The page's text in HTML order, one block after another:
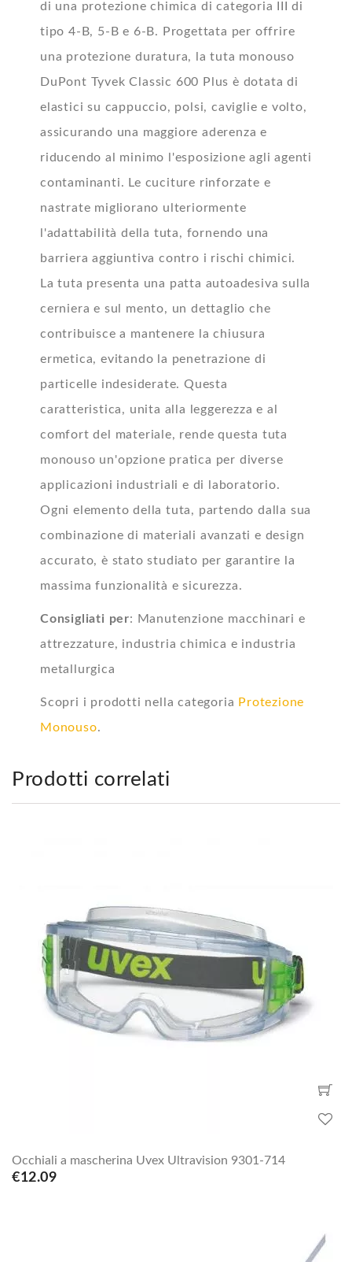
di una protezione chimica di categoria III di
tipo 4-B, 5-B e 6-B. Progettata per offrire
una protezione duratura, la tuta monouso
DuPont Tyvek Classic 600 Plus è dotata di
elastici su cappuccio, polsi, caviglie e volto,
assicurando una maggiore aderenza e
riducendo al minimo l'esposizione agli agenti
contaminanti. Le cuciture rinforzate e
nastrate migliorano ulteriormente
l'adattabilità della tuta, fornendo una
barriera aggiuntiva contro i rischi chimici.
La tuta presenta una patta autoadesiva sulla
cerniera e sul mento, un dettaglio che
contribuisce a mantenere la chiusura
ermetica, evitando la penetrazione di
particelle indesiderate. Questa
caratteristica, unita alla leggerezza e al
comfort del materiale, rende questa tuta
monouso un'opzione pratica per diverse
applicazioni industriali e di laboratorio.
Ogni elemento della tuta, partendo dalla sua
combinazione di materiali avanzati e design
accurato, è stato studiato per garantire la
massima funzionalità e sicurezza.
Consigliati per: Manutenzione macchinari e
attrezzature, industria chimica e industria
metallurgica
Scopri i prodotti nella categoria Protezione
Monouso.
Prodotti correlati
Occhiali a mascherina Uvex Ultravision 9301-714
€12.09